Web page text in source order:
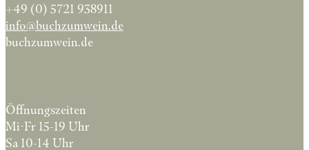
+49 (0) 5721 938911
info@buchzumwein.de
buchzumwein.de
Öffnungszeiten
Mi-Fr 15-19 Uhr
Sa 10-14 Uhr